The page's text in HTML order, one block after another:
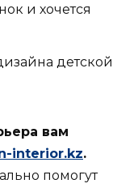
и хочется
детской
вам
interior.kz.
помогут